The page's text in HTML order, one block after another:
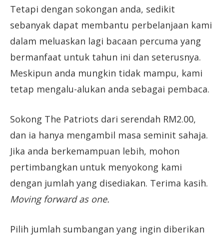
Tetapi dengan sokongan anda, sedikit
sebanyak dapat membantu perbelanjaan kami
dalam meluaskan lagi bacaan percuma yang
bermanfaat untuk tahun ini dan seterusnya.
Meskipun anda mungkin tidak mampu, kami
tetap mengalu-alukan anda sebagai pembaca.
Sokong The Patriots dari serendah RM2.00,
dan ia hanya mengambil masa seminit sahaja.
Jika anda berkemampuan lebih, mohon
pertimbangkan untuk menyokong kami
dengan jumlah yang disediakan. Terima kasih.
Moving forward as one.
Pilih jumlah sumbangan yang ingin diberikan